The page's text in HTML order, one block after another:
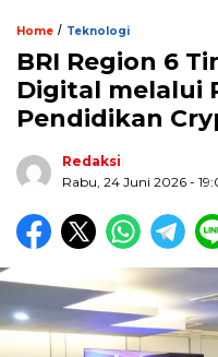
Home / Teknologi
BRI Region 6
Digital melalui
Pendidikan
Redaksi
Rabu, 24 Juni 2026 -